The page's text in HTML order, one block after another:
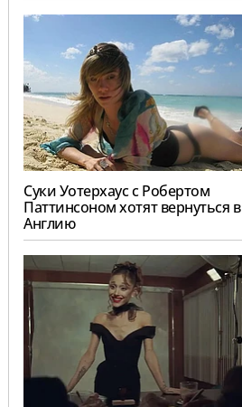
Суки Уотерхаус с Робертом
Паттинсоном хотят вернуться в
Англию